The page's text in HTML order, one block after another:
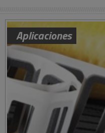
Aplicaciones